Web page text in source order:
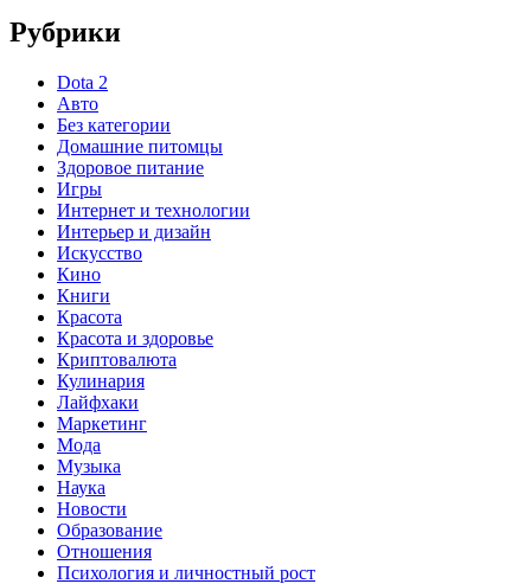
Рубрики
Dota 2
Авто
Без категории
Домашние питомцы
Здоровое питание
Игры
Интернет и технологии
Интерьер и дизайн
Искусство
Кино
Книги
Красота
Красота и здоровье
Криптовалюта
Кулинария
Лайфхаки
Маркетинг
Мода
Музыка
Наука
Новости
Образование
Отношения
Психология и личностный рост